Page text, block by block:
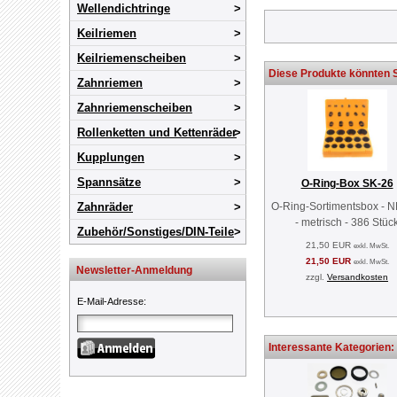
Wellendichtringe
Keilriemen
Keilriemenscheiben
Zahnriemen
Zahnriemenscheiben
Rollenketten und Kettenräder
Kupplungen
Spannsätze
Zahnräder
Zubehör/Sonstiges/DIN-Teile
Newsletter-Anmeldung
E-Mail-Adresse:
Diese Produkte könnten
O-Ring-Box SK-26
O-Ring-Sortimentsbox -
- metrisch - 386
21,50 EUR exkl. MwSt.
21,50 EUR exkl. MwSt.
zzgl. Versandkosten
Interessante Kategorien: